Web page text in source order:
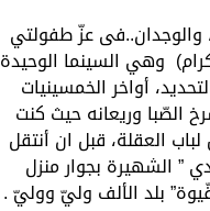
والوجدان..فى عزّ طفولتي
وهي السينما الوحيدة
أواخر الخمسينيات
الصّبا وريعانه حيث كنت
العقلة، قبل ان أنتقل
” الشهيرة بجوار منزل
بلد الألف وليّ ووليّ .